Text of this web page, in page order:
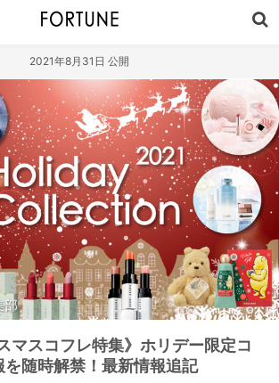
2021年8月31日 公開
部
マスコフレ特集》ホリデー限定コ
を随時解禁！最新情報追記